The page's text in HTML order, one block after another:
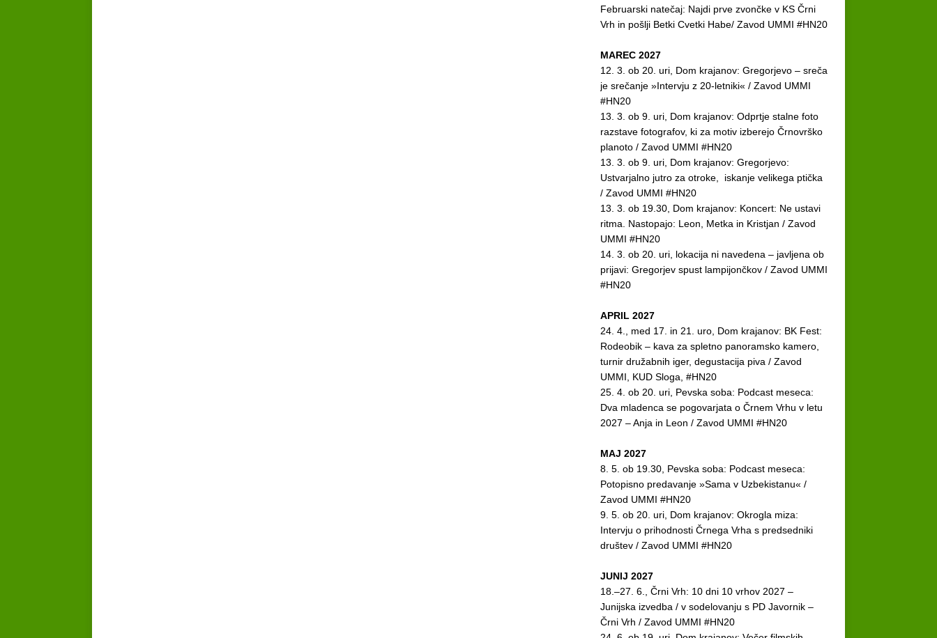
Februarski natečaj: Najdi prve zvončke v KS Črni
Vrh in pošlji Betki Cvetki Habe/ Zavod UMMI #HN20
MAREC 2027
12. 3. ob 20. uri, Dom krajanov: Gregorjevo – sreča
je srečanje »Intervju z 20-letniki« / Zavod UMMI
#HN20
13. 3. ob 9. uri, Dom krajanov: Odprtje stalne foto
razstave fotografov, ki za motiv izberejo Črnovrško
planoto / Zavod UMMI #HN20
13. 3. ob 9. uri, Dom krajanov: Gregorjevo:
Ustvarjalno jutro za otroke, iskanje velikega ptička
/ Zavod UMMI #HN20
13. 3. ob 19.30, Dom krajanov: Koncert: Ne ustavi
ritma. Nastopajo: Leon, Metka in Kristjan / Zavod
UMMI #HN20
14. 3. ob 20. uri, lokacija ni navedena – javljena ob
prijavi: Gregorjev spust lampijončkov / Zavod UMMI
#HN20
APRIL 2027
24. 4., med 17. in 21. uro, Dom krajanov: BK Fest:
Rodeobik – kava za spletno panoramsko kamero,
turnir družabnih iger, degustacija piva / Zavod
UMMI, KUD Sloga, #HN20
25. 4. ob 20. uri, Pevska soba: Podcast meseca:
Dva mladenca se pogovarjata o Črnem Vrhu v letu
2027 – Anja in Leon / Zavod UMMI #HN20
MAJ 2027
8. 5. ob 19.30, Pevska soba: Podcast meseca:
Potopisno predavanje »Sama v Uzbekistanu« /
Zavod UMMI #HN20
9. 5. ob 20. uri, Dom krajanov: Okrogla miza:
Intervju o prihodnosti Črnega Vrha s predsedniki
društev / Zavod UMMI #HN20
JUNIJ 2027
18.–27. 6., Črni Vrh: 10 dni 10 vrhov 2027 –
Junijska izvedba / v sodelovanju s PD Javornik –
Črni Vrh / Zavod UMMI #HN20